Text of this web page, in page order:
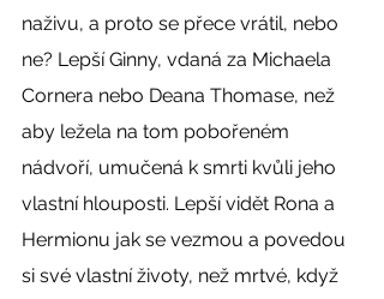
naživu, a proto se přece vrátil, nebo
ne? Lepší Ginny, vdaná za Michaela
Cornera nebo Deana Thomase, než
aby ležela na tom pobořeném
nádvoří, umučená k smrti kvůli jeho
vlastní hlouposti. Lepší vidět Rona a
Hermionu jak se vezmou a povedou
si své vlastní životy, než mrtvé, když